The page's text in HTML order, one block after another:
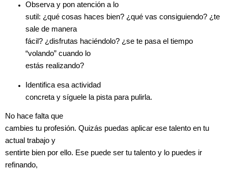
Observa y pon atención a lo
sutil: ¿qué cosas haces bien? ¿qué vas consiguiendo? ¿te
sale de manera
fácil? ¿disfrutas haciéndolo? ¿se te pasa el tiempo
“volando” cuando lo
estás realizando?
Identifica esa actividad
concreta y síguele la pista para pulirla.
No hace falta que
cambies tu profesión. Quizás puedas aplicar ese talento en tu
actual trabajo y
sentirte bien por ello. Ese puede ser tu talento y lo puedes ir
refinando,